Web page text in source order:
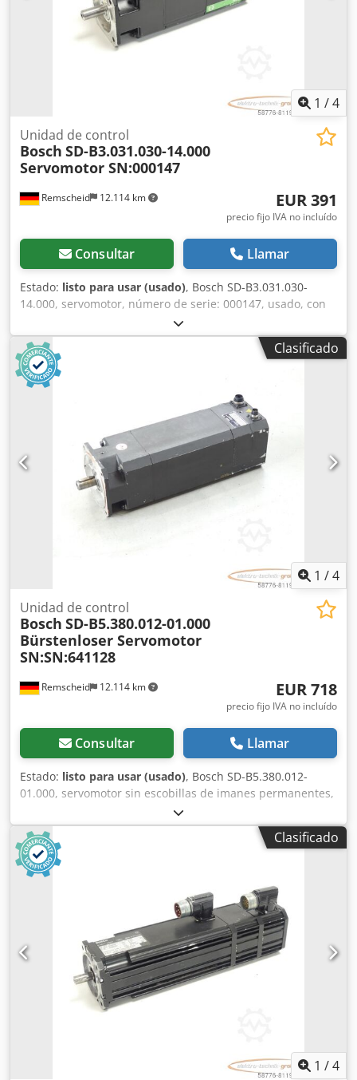
1 /4
Remscheid 12.114 km
Unidad de control
Bosch SD-B3.031.030-14.000
Servomotor SN:000147
EUR 391
precio fijo IVA no incluído
Consultar Llamar
Estado: listo para usar (usado), Bosch SD-B3.031.030-
14.000, servomotor, número de serie: 000147, usado, con
signos normales de uso, funcionamiento al 100 %, el
alcance del suministro se indica en las fotos. Credpfxei D E
Syo Afpef
Clasificado
1 /4
Remscheid 12.114 km
Unidad de control
Bosch SD-B5.380.012-01.000
Bürstenloser Servomotor
SN:SN:641128
EUR 718
precio fijo IVA no incluído
Consultar Llamar
Estado: listo para usar (usado), Bosch SD-B5.380.012-
01.000, servomotor sin escobillas de imanes permanentes,
número de serie: SN:641128, usado, con signos normales
de uso, 100 % funcional. El alcance del suministro se
corresponde con las fotos. ATENCIÓN: ¡Solicite por
separado el presupuesto para el embalaje y el envío!
Codpei D Hbljfx Afporf
Clasificado
1 /4